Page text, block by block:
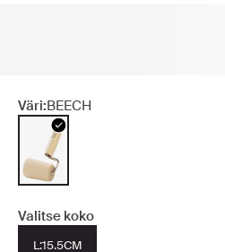
Väri:BEECH
Valitse koko
L:15.5CM